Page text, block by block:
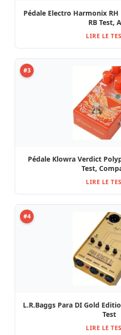
Pédale Electro Harmonix
RB Test,
LIRE LE
#3
Pédale Klowra Verdict
Test,
LIRE LE
#4
L.R.Baggs Para DI Gold
Test
LIRE LE